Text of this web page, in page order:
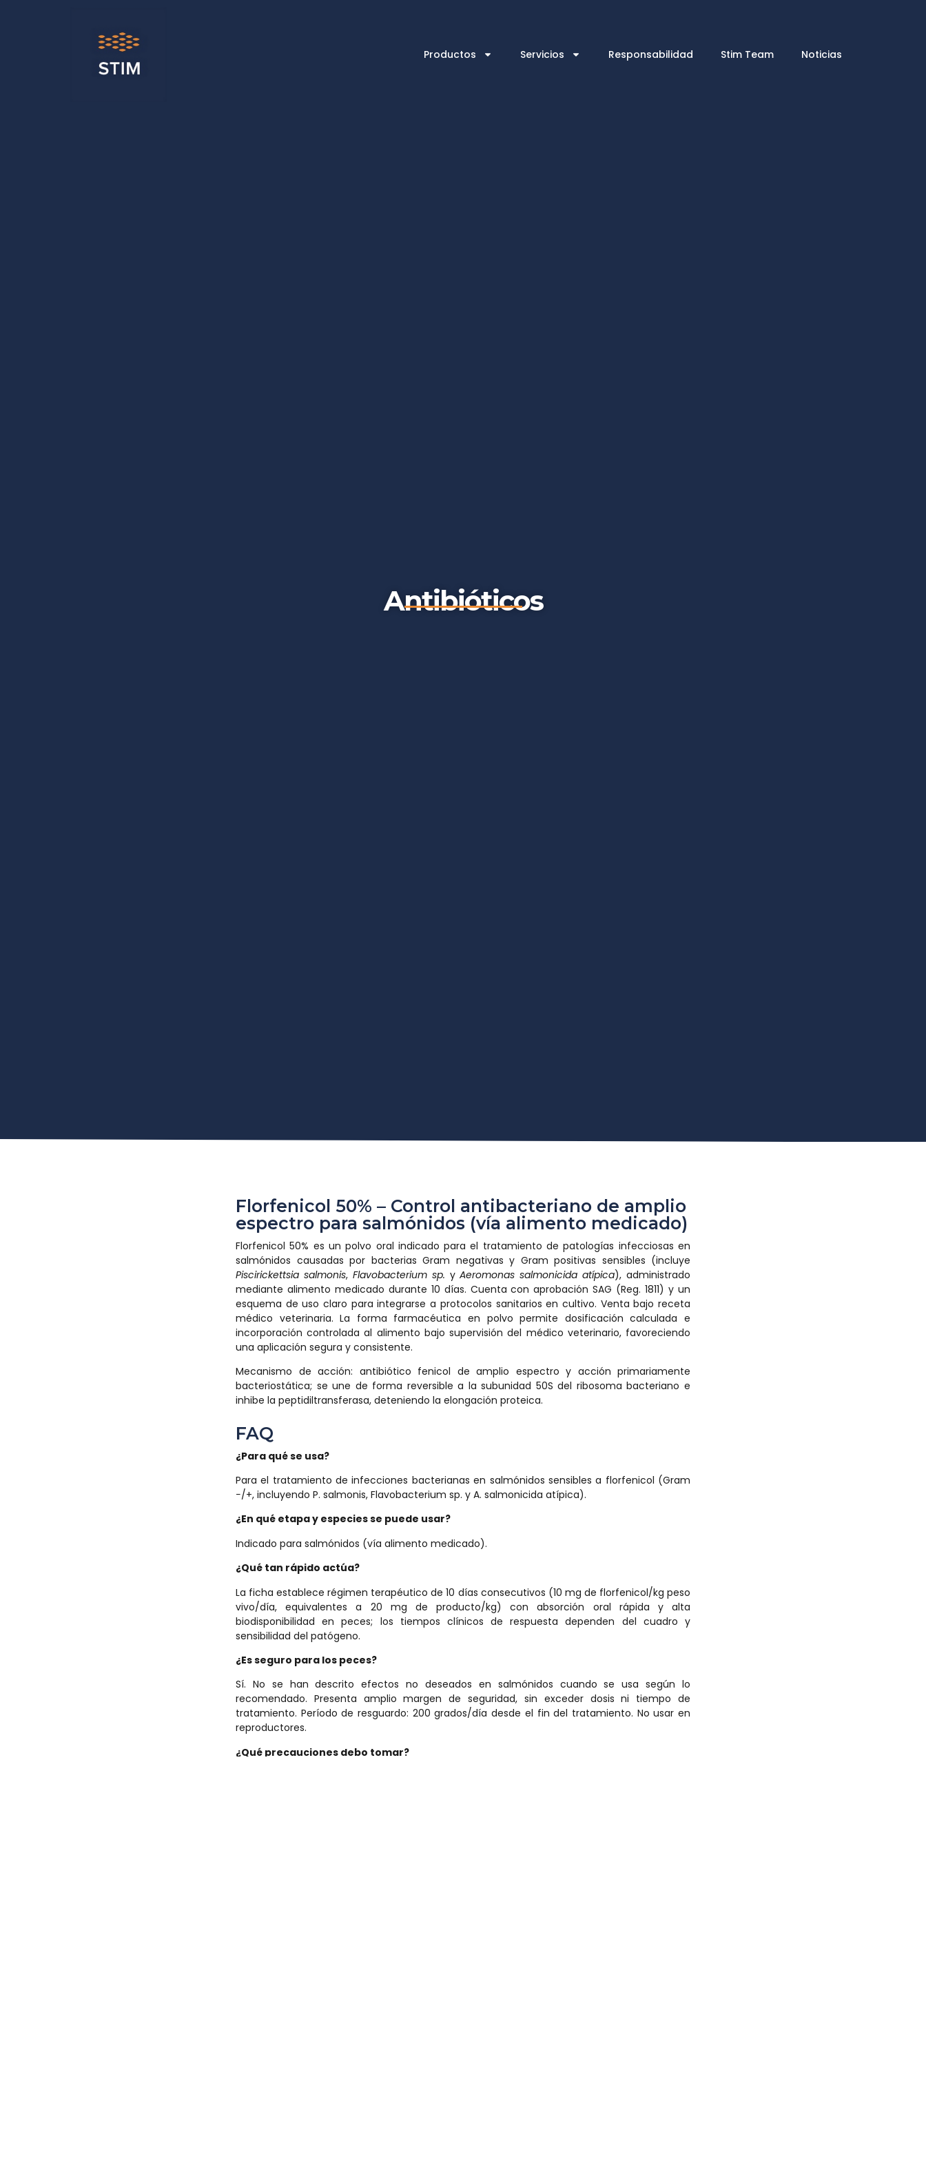
Productos Servicios Responsabilidad Stim Team Noticias
Antibióticos
Florfenicol 50% – Control antibacteriano de amplio
espectro para salmónidos (vía alimento medicado)
Florfenicol 50% es un polvo oral indicado para el tratamiento de patologías infecciosas en
salmónidos causadas por bacterias Gram negativas y Gram positivas sensibles (incluye
Piscirickettsia salmonis, Flavobacterium sp. yAeromonas salmonicida atípica), administrado
mediante alimento medicado durante 10 días. Cuenta con aprobación SAG (Reg. 1811) y un
esquema de uso claro para integrarse a protocolos sanitarios en cultivo. Venta bajo receta
médico veterinaria. La forma farmacéutica en polvo permite dosificación calculada e
incorporación controlada al alimento bajo supervisión del médico veterinario, favoreciendo
una aplicación segura y consistente.
Mecanismo de acción: antibiótico fenicol de amplio espectro y acción primariamente
bacteriostática; se une de forma reversible a la subunidad 50S del ribosoma bacteriano e
inhibe la peptidiltransferasa, deteniendo la elongación proteica.
FAQ
¿Para quése usa?
Para el tratamiento de infecciones bacterianas en salmónidos sensibles a florfenicol (Gram
−/+, incluyendo P. salmonis, Flavobacterium sp. y A. salmonicida atípica).
¿En qué etapa y especies se puede usar?
Indicado para salmónidos (vía alimento medicado).
¿Qué tan rápido actúa?
La ficha establece régimen terapéutico de 10 días consecutivos (10 mg de florfenicol/kg peso
vivo/día, equivalentes a 20 mg de producto/kg) con absorción oral rápida y alta
biodisponibilidad en peces; los tiempos clínicos de respuesta dependen del cuadro y
sensibilidad del patógeno.
¿Es seguro para los peces?
Sí. No se han descrito efectos no deseados en salmónidos cuando se usa según lo
recomendado. Presenta amplio margen de seguridad, sin exceder dosis ni tiempo de
tratamiento. Período de resguardo: 200 grados/día desde el fin del tratamiento. No usar en
reproductores.
¿Qué precauciones debo tomar?